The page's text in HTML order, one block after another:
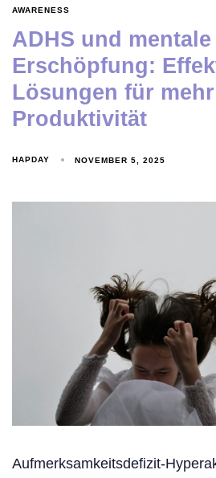
AWARENESS
ADHS und mentale
Erschöpfung:
Lösungen für mehr
Produktivität
HAPDAY NOVEMBER 5, 2025
Aufmerksamkeitsdefizit-